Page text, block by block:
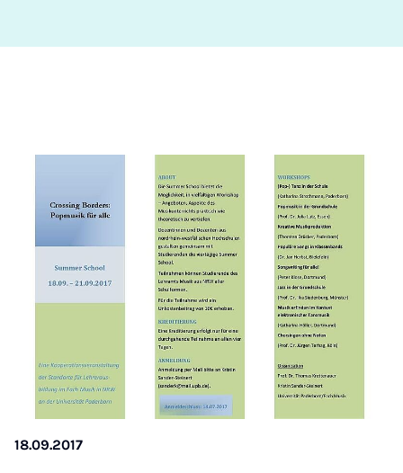
18.09.2017